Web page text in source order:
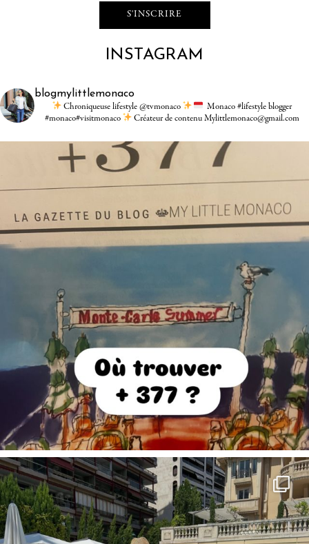
INSTAGRAM
blogmylittlemonaco
Chroniqueuse lifestyle @tvmonaco
Monaco #lifestyle blogger
#monaco#visitmonaco
Créateur de contenu Mylittlemonaco@gmail.com